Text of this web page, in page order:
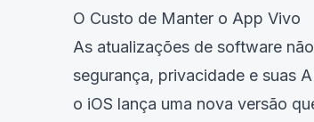
O Custo de Manter o App Vivo
As atualizações de software
segurança, privacidade e suas
o iOS lança uma nova versão